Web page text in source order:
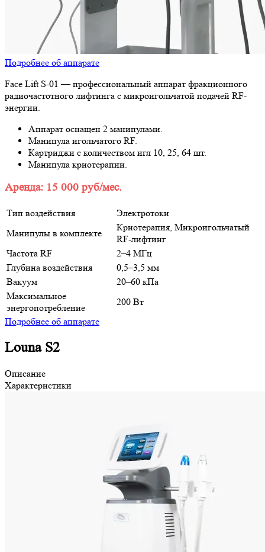
Подробнее об аппарате
Face Lift S-01 — профессиональный аппарат фракционного
радиочастотного лифтинга с микроигольчатой подачей RF-
энергии.
Аппарат оснащен 2 манипулами.
Манипула игольчатого RF.
Картриджи с количеством игл 10, 25, 64 шт.
Манипула криотерапии.
Аренда: 15 000 руб/мес.
Тип воздействия
Электротоки
Манипулы в комплекте
Криотерапия, Микроигольчатый
RF-лифтинг
Частота RF
2–4 МГц
Глубина воздействия
0,5–3,5 мм
Вакуум
20–60 кПа
Максимальное
энергопотребление
200 Вт
Подробнее об аппарате
Louna S2
Описание
Характеристики